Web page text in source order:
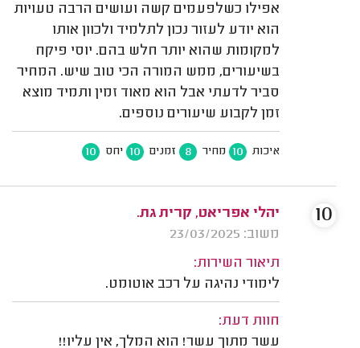
אפילו כשלפעמים קשה ועושים הרבה טעויות
הוא יודע לעזור נכון לתלמיד ולכוון אותו
למקומות שהוא יותר חלש בהם. יוסי פיקח
בשיעורים, ממש המורה הכי טוב שיש. המחיר
סביר לדעתי אבל הוא מאוד זמין ותמיד מוצא
זמן לקבוע שיעורים נוספים.
איכות 10 מחיר 8 זמנים 10 יחס 10
יהלי אפריאט, קרית גת.
משוב: 23/03/2025
תיאור השירות:
לימודי נהיגה על רכב אוטומט.
חוות דעת:
עשר מתוך עשר! הוא המלך, אין עליו!!
10